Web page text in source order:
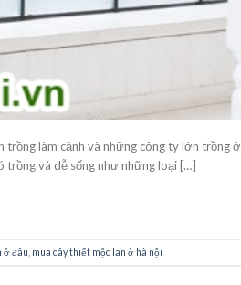
trồng làm cảnh và những công ty lớn trồng ở
trồng và dễ sống như những loại […]
ở đâu mua cây thiết mộc lan ở hà nội